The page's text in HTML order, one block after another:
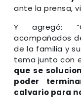
ante la prensa,
Y agregó:
acompañados
de la familia y
tema junto con
que se
poder
calvario para